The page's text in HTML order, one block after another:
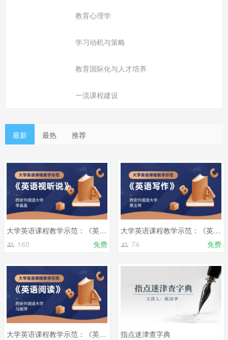
教育心理学
学习动机与策略
教育国际化与人才培养
一流课程建设
最新 最热 推荐
大学英语课程教学示范：《英语视听说》
160
免费
大学英语课程教学示范：《英语写作》
74
免费
大学英语课程教学示范：《英语阅读》
指点迷津查字典